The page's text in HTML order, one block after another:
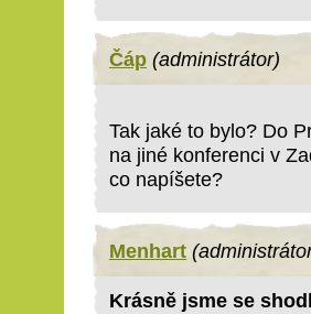
Čáp (administrátor)
Tak jaké to bylo? Do
na jiné konferenci v
co napíšete?
Menhart
Krásně jsme se